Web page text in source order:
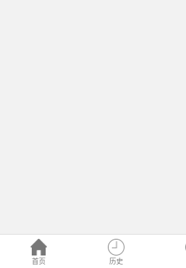
首页 历史